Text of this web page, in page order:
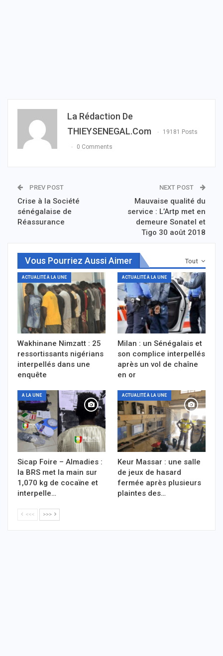
La Rédaction De
THIEYSENEGAL.com
19181 Posts
0 Comments
PREV POST
Crise à la Société
sénégalaise de
Réassurance
NEXT POST
Mauvaise qualité du
service : L’Artp met en
demeure Sonatel et
Tigo 30 août 2018
Tout
Vous Pourriez Aussi Aimer
ACTUALITÉ À LA UNE
Wakhinane Nimzatt : 25
ressortissants nigérians
interpellés dans une
enquête
ACTUALITÉ À LA UNE
Milan : un Sénégalais et
son complice interpellés
après un vol de chaîne
en or
A LA UNE
Sicap Foire – Almadies :
la BRS met la main sur
1,070 kg de cocaïne et
interpelle…
ACTUALITÉ À LA UNE
Keur Massar : une salle
de jeux de hasard
fermée après plusieurs
plaintes des…
<<< >>>